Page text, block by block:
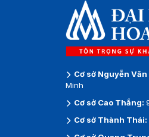
Cơ sở Nguyễn
Minh
Cơ sở Cao Thắng:
Cơ sở Thành Thái: